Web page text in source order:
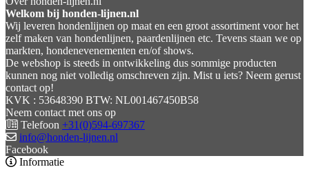
Welkom bij honden-lijnen.nl
Wij leveren hondenlijnen op maat en een groot assortiment voor het
zelf maken van hondenlijnen, paardenlijnen etc. Tevens staan we op
markten, hondenevenementen en/of shows.
De webshop is steeds in ontwikkeling dus sommige producten
kunnen nog niet volledig omschreven zijn. Mist u iets? Neem gerust
contact op!
KVK : 53648390 BTW: NL001467450B58
Neem contact met ons op
Telefoon +31(0)594-697367
info@honden-lijnen.nl
Facebook
Informatie